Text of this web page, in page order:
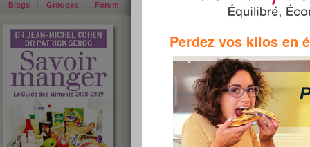
Blogs Groupes Forum Bons Plans
Raisin blanc ()
Les deux célèbres nutritionnistes, Patrick Serog et
leur livre "Savoir manger" la composition de plus de
best-seller : l'étude du produit "Raisin blanc".
Sérog
Perdez vos kilos en